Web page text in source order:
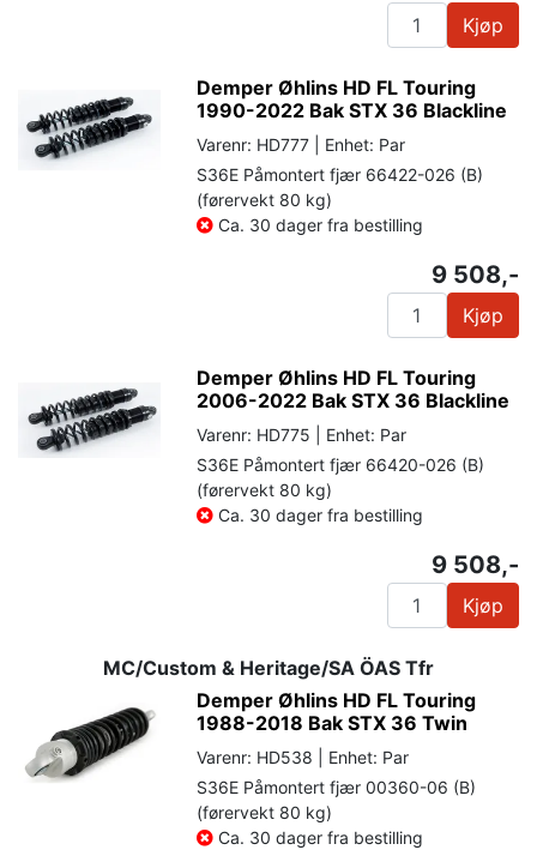
Kjøp
Demper Øhlins HD FL Touring
1990-2022 Bak STX 36 Blackline
Varenr: HD777 | Enhet: Par
S36E Påmontert fjær 66422-026 (B)
(førervekt 80 kg)
Ca. 30 dager fra bestilling
9 508,-
Kjøp
Demper Øhlins HD FL Touring
2006-2022 Bak STX 36 Blackline
Varenr: HD775 | Enhet: Par
S36E Påmontert fjær 66420-026 (B)
(førervekt 80 kg)
Ca. 30 dager fra bestilling
9 508,-
Kjøp
MC/Custom & Heritage/SA ÖAS Tfr
Demper Øhlins HD FL Touring
1988-2018 Bak STX 36 Twin
Varenr: HD538 | Enhet: Par
S36E Påmontert fjær 00360-06 (B)
(førervekt 80 kg)
Ca. 30 dager fra bestilling